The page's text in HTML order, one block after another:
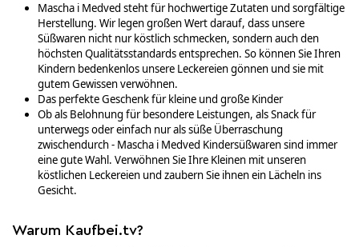
Mascha i Medved steht für hochwertige Zutaten und sorgfältige
Herstellung. Wir legen großen Wert darauf, dass unsere
Süßwaren nicht nur köstlich schmecken, sondern auch den
höchsten Qualitätsstandards entsprechen. So können Sie Ihren
Kindern bedenkenlos unsere Leckereien gönnen und sie mit
gutem Gewissen verwöhnen.
Das perfekte Geschenk für kleine und große Kinder
Ob als Belohnung für besondere Leistungen, als Snack für
unterwegs oder einfach nur als süße Überraschung
zwischendurch - Mascha i Medved Kindersüßwaren sind immer
eine gute Wahl. Verwöhnen Sie Ihre Kleinen mit unseren
köstlichen Leckereien und zaubern Sie ihnen ein Lächeln ins
Gesicht.
Warum Kaufbei.tv?